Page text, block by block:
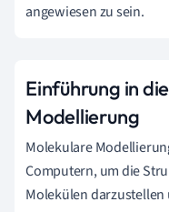
angewiesen zu sein.
Einführung in
Modellierung
Molekulare
Computern, um die
Molekülen darzustellen